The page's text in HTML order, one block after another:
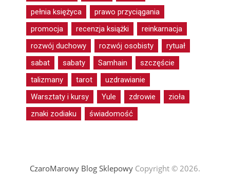
pełnia księżyca
prawo przyciągania
promocja
recenzja książki
reinkarnacja
rozwój duchowy
rozwój osobisty
rytuał
sabat
sabaty Samhain
szczęście
talizmany
tarot
uzdrawianie
Warsztaty i kursy
Yule zdrowie
zioła
znaki zodiaku
świadomość
CzaroMarowy Blog SklepowyCopyright © 2026.